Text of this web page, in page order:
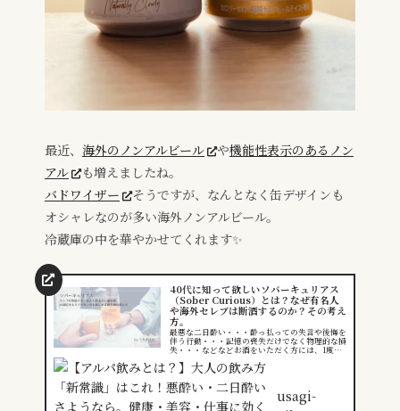
最近、 海外のノンアルビール や機能性表示のあるノン
アル
も増えましたね。
バドワイザー
そうですが、なんとなく缶デザインも
オシャレなのが多い海外ノンアルビール。
冷蔵庫の中を華やかせてくれます✨
40代に知って欲しいソバーキュリアス
（Sober Curious）とは？なぜ有名人
や海外セレブは断酒するのか？その考え
方。
最悪な二日酔い・・・酔っ払っての失言や後悔を
伴う行動・・・記憶の喪失だけでなく物理的な損
失・・・などなどお酒をいただく方には、1度や2
敗。その都度「もうお酒は...
usagi-